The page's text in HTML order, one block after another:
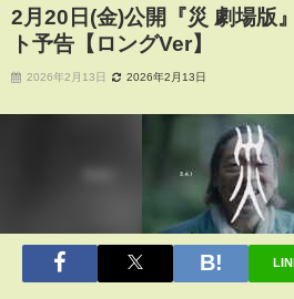
2月20日(金)公開『災 劇場版
ト予告【ロングVer】
2026年2月13日 2026年2月13日